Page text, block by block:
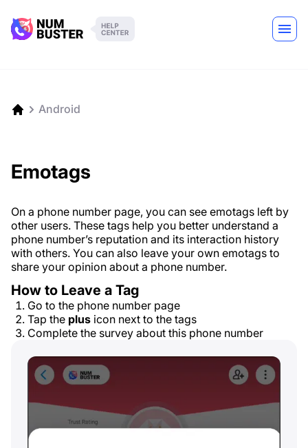
Android
Emotags
On a phone number page, you can see emotags left by
other users. These tags help you better understand a
phone number’s reputation and its interaction history
with others. You can also leave your own emotags to
share your opinion about a phone number.
How to Leave a Tag
Go to the phone number page
Tap the plus icon next to the tags
Complete the survey about this phone number